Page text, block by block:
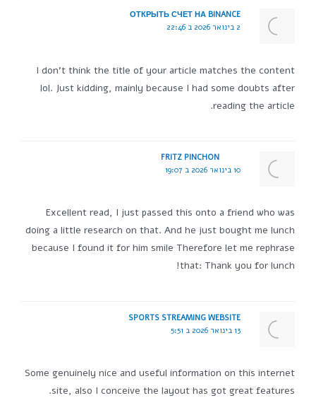
ОТКРЫТЬ СЧЕТ НА BINANCE
2 בינואר 2026 ב 22:46
I don't think the title of your article matches the content
lol. Just kidding, mainly because I had some doubts after
reading the article.
FRITZ PINCHON
10 בינואר 2026 ב 19:07
Excellent read, I just passed this onto a friend who was
doing a little research on that. And he just bought me lunch
because I found it for him smile Therefore let me rephrase
that: Thank you for lunch!
SPORTS STREAMING WEBSITE
13 בינואר 2026 ב 5:51
Some genuinely nice and useful information on this internet
site, also I conceive the layout has got great features.